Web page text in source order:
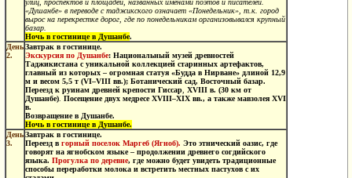
улиц, проспектов и площадей, названных именами поэтов и писателей.
«Душанбе» в переводе с таджикского означает «Понедельник», т.к. город
вырос на перекрестке дорог, где по понедельникам организовывался крупный
базар.
Ночь в гостинице в Душанбе.
День
2.
Завтрак в гостинице.
Экскурсия по Душанбе: Национальный музей древностей
Таджикистана с уникальной коллекцией старинных артефактов,
главный из которых – огромная статуя «Будда в Нирване» длиной 12,9
м и весом 5,5 т (VI–VIII вв.); Ботанический сад, Восточный базар.
Переезд к руинам древней крепости Гиссар XVIII в. (30 км от
Душанбе) Посещение двух медресе XVIII–XIX вв., а также мавзолея XVI
в.
Возвращение в Душанбе.
Ночь в гостинице в Душанбе.
День
3.
Завтрак в гостинице.
Переезд в горный поселок Маргеб (Ягноб). Это этнический оазис, где
говорят на ягнобском языке – продолжении древнего согдийского
языка. Прогулка по деревне, где можно будет увидеть традиционные
способы переработки молока и встретить местных пастухов с их